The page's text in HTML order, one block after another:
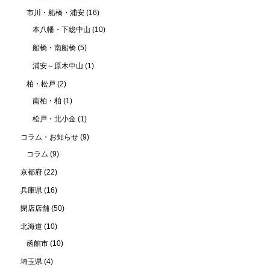
市川・船橋・浦安 (16)
本八幡・下総中山 (10)
船橋・南船橋 (5)
浦安～原木中山 (1)
柏・松戸 (2)
南柏・柏 (1)
松戸・北小金 (1)
コラム・お知らせ (9)
コラム (9)
京都府 (22)
兵庫県 (16)
閉店店舗 (50)
北海道 (10)
函館市 (10)
埼玉県 (4)